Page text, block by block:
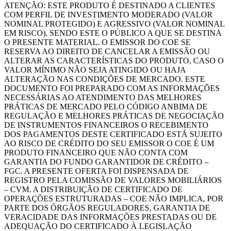
ATENÇÃO: ESTE PRODUTO É DESTINADO A CLIENTES
COM PERFIL DE INVESTIMENTO MODERADO (VALOR
NOMINAL PROTEGIDO) E AGRESSIVO (VALOR NOMINAL
EM RISCO), SENDO ESTE O PÚBLICO A QUE SE DESTINA
O PRESENTE MATERIAL. O EMISSOR DO COE SE
RESERVA AO DIREITO DE CANCELAR A EMISSÃO OU
ALTERAR AS CARACTERÍSTICAS DO PRODUTO, CASO O
VALOR MÍNIMO NÃO SEJA ATINGIDO OU HAJA
ALTERAÇÃO NAS CONDIÇÕES DE MERCADO. ESTE
DOCUMENTO FOI PREPARADO COM AS INFORMAÇÕES
NECESSÁRIAS AO ATENDIMENTO DAS MELHORES
PRÁTICAS DE MERCADO PELO CÓDIGO ANBIMA DE
REGULAÇÃO E MELHORES PRÁTICAS DE NEGOCIAÇÃO
DE INSTRUMENTOS FINANCEIROS O RECEBIMENTO
DOS PAGAMENTOS DESTE CERTIFICADO ESTÁ SUJEITO
AO RISCO DE CRÉDITO DO SEU EMISSOR O COE É UM
PRODUTO FINANCEIRO QUE NÃO CONTA COM
GARANTIA DO FUNDO GARANTIDOR DE CRÉDITO –
FGC. A PRESENTE OFERTA FOI DISPENSADA DE
REGISTRO PELA COMISSÃO DE VALORES MOBILIÁRIOS
– CVM. A DISTRIBUIÇÃO DE CERTIFICADO DE
OPERAÇÕES ESTRUTURADAS – COE NÃO IMPLICA, POR
PARTE DOS ÓRGÃOS REGULADORES, GARANTIA DE
VERACIDADE DAS INFORMAÇÕES PRESTADAS OU DE
ADEQUAÇÃO DO CERTIFICADO À LEGISLAÇÃO